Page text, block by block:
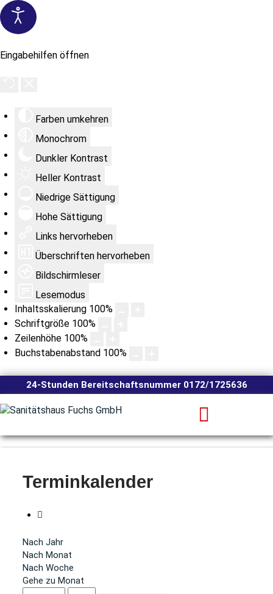
Eingabehilfen öffnen
Farben umkehren
Monochrom
Dunkler Kontrast
Heller Kontrast
Niedrige Sättigung
Hohe Sättigung
Links hervorheben
Überschriften hervorheben
Bildschirmleser
Lesemodus
Inhaltsskalierung 100%
Schriftgröße 100%
Zeilenhöhe 100%
Buchstabenabstand 100%
24-Stunden Bereitschaftsnummer 0172/1725636
Terminkalender
Nach Jahr
Nach Monat
Nach Woche
Gehe zu Monat